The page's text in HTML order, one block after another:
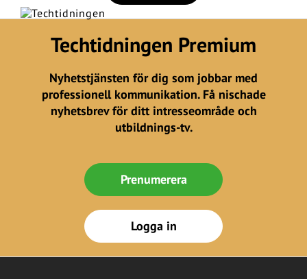
Techtidningen Premium
Nyhetstjänsten för dig som jobbar med
professionell kommunikation. Få nischade
nyhetsbrev för ditt intresseområde och
utbildnings-tv.
Prenumerera
Logga in